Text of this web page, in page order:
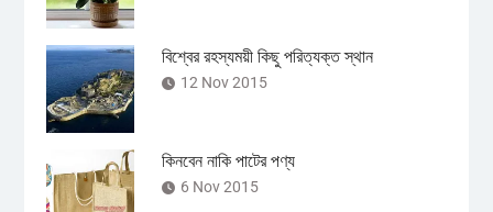
বিশ্বের রহস্যময়ী কিছু পরিত্যক্ত স্থান
12 Nov 2015
কিনবেন নাকি পাটের পণ্য
6 Nov 2015